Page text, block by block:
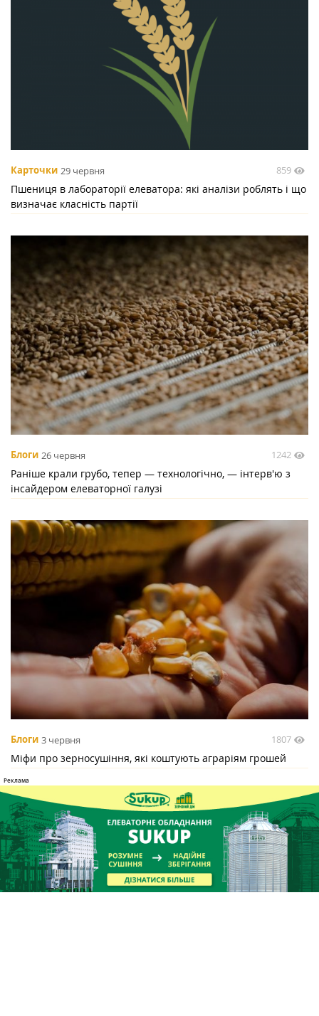
Карточки 29 червня 859
Пшениця в лабораторії елеватора: які аналізи роблять і що
визначає класність партії
Блоги 26 червня 1242
Раніше крали грубо, тепер — технологічно, — інтерв'ю з
інсайдером елеваторної галузі
Блоги 3 червня 1807
Міфи про зерносушіння, які коштують аграріям грошей